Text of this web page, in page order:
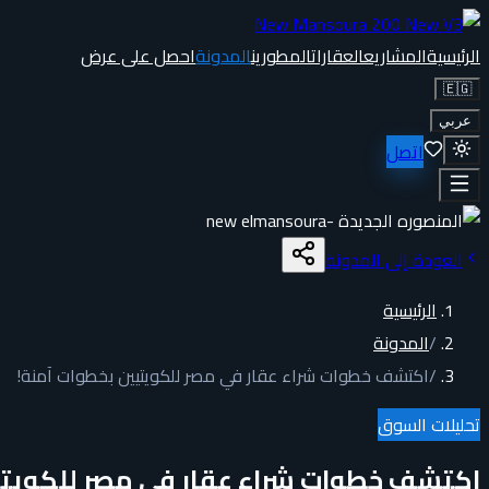
الرئيسيةالمشاريعالعقاراتالمطورينالمدونةاحصل على عرض
🇪🇬
عربي
اتصل
العودة إلى المدونة
الرئيسية
/المدونة
/اكتشف خطوات شراء عقار في مصر للكويتيين بخطوات آمنة!
تحليلات السوق